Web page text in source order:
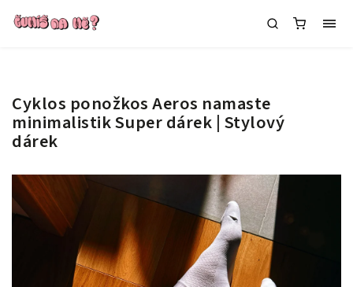
Cyklos ponožkos Aeros namaste
minimalistikSuper dárek | Stylový
dárek